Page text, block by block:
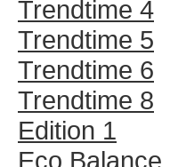
Trendtime 4
Trendtime 5
Trendtime 6
Trendtime 8
Edition 1
Eco Balance